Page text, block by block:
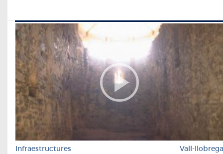
Infraestructures Vall-llobrega